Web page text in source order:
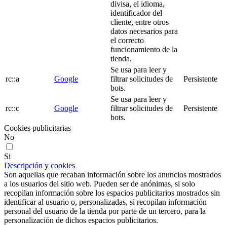
divisa, el idioma,
identificador del
cliente, entre otros
datos necesarios para
el correcto
funcionamiento de la
tienda.
rc::a Google
Se usa para leer y
filtrar solicitudes de
bots.
Persistente
rc::c Google
Se usa para leer y
filtrar solicitudes de
bots.
Persistente
Cookies publicitarias
No
Si
Descripción y cookies
Son aquellas que recaban información sobre los anuncios mostrados
a los usuarios del sitio web. Pueden ser de anónimas, si solo
recopilan información sobre los espacios publicitarios mostrados sin
identificar al usuario o, personalizadas, si recopilan información
personal del usuario de la tienda por parte de un tercero, para la
personalización de dichos espacios publicitarios.